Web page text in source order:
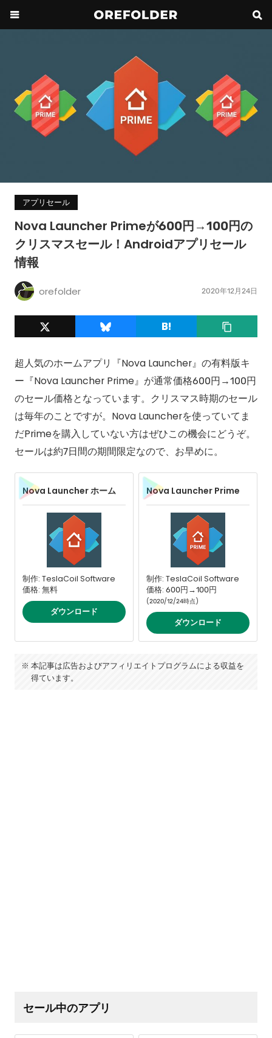
アプリセール
Nova Launcher Primeが600円→100円の
クリスマスセール！Androidアプリセール
情報
orefolder 2020年12月24日
超人気のホームアプリ『Nova Launcher』の有料版キ
ー『Nova Launcher Prime』が通常価格600円→100円
のセール価格となっています。クリスマス時期のセール
は毎年のことですが。Nova Launcherを使っていてま
だPrimeを購入していない方はぜひこの機会にどうぞ。
セールは約7日間の期間限定なので、お早めに。
Nova Launcher ホーム
制作: TeslaCoil Software
価格: 無料
ダウンロード
Nova Launcher Prime
制作: TeslaCoil Software
価格: 600円→100円
(2020/12/24時点)
ダウンロード
本記事は広告およびアフィリエイトプログラムによる収益を
得ています。
セール中のアプリ